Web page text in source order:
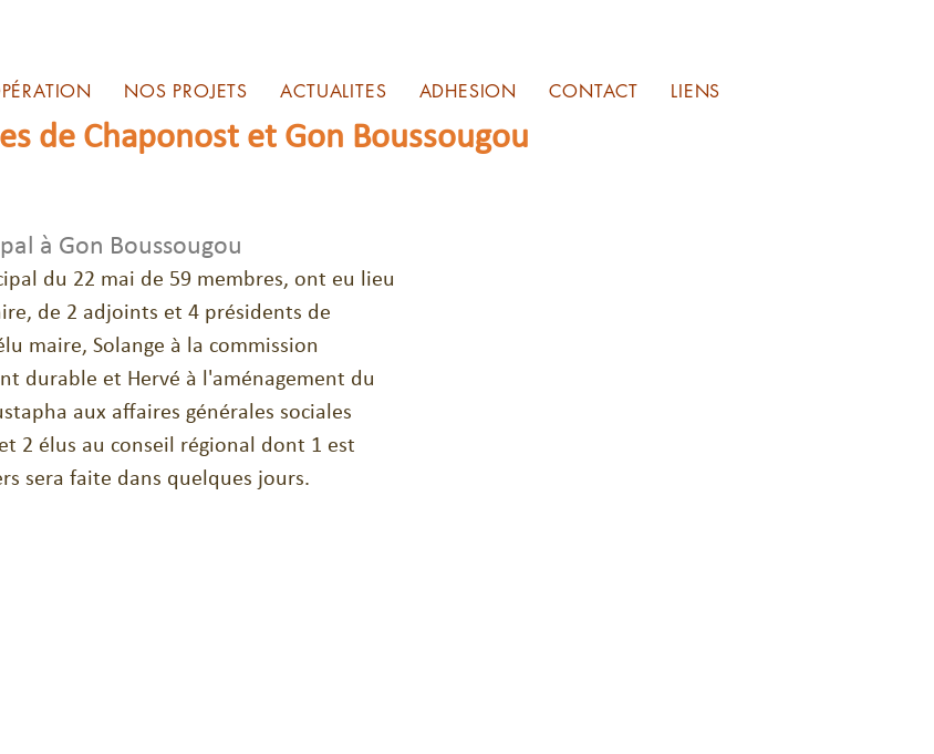
NOS PROJETS ACTUALITES ADHESION CONTACT LIENS
de Chaponost et Gon Boussougou
à Gon Boussougou
du 22 mai de 59 membres, ont eu lieu
de 2 adjoints et 4 présidents de
maire, Solange à la commission
durable et Hervé à l'aménagement du
aux affaires générales sociales
2 élus au conseil régional dont 1 est
sera faite dans quelques jours.